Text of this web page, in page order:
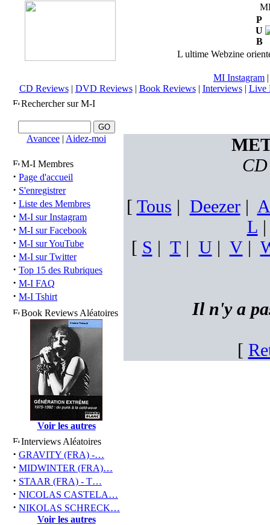
P
U
B
L ultime Webzine
MI Instagram
CD Reviews| DVD Reviews| Book Reviews| Interviews| Live
Rechercher sur M-I
Avancee | Aidez-moi
M-I Membres
· Page d'accueil
· S'enregistrer
· Liste des Membres
· M-I sur Instagram
· M-I sur Facebook
· M-I sur YouTube
· M-I sur Twitter
· Top 15 des Rubriques
· M-I FAQ
· M-I Tshirt
Book Reviews Aléatoires
Voir les autres
Interviews Aléatoires
· GRAVITY (FRA) -…
· MIDWINTER (FRA)…
· STAAR (FRA) - T…
· NICOLAS CASTELA…
· NIKOLAS SCHRECK…
Voir les autres
[ Tous | Deezer| A
L
[ S | T| U | V|
Il n'y a
[